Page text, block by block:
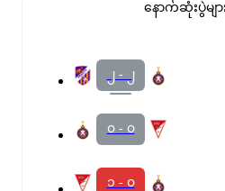
နောက်ဆုံးပွဲမျ
၂ - ၂
၀ - ၀
၁ - ၀